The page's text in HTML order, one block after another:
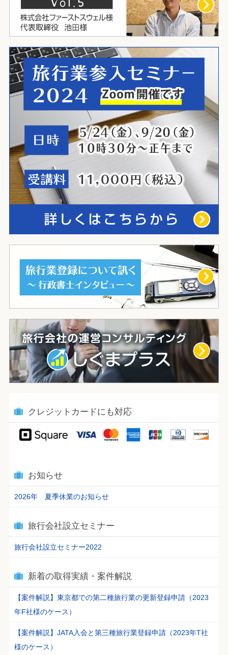
クレジットカードにも対応
お知らせ
2026年 夏季休業のお知らせ
旅行会社設立セミナー
旅行会社設立セミナー2022
新着の取得実績・案件解説
【案件解説】東京都での第二種旅行業の更新登録申請（2023
年F社様のケース）
【案件解説】JATA入会と第三種旅行業登録申請（2023年T社
様のケース）